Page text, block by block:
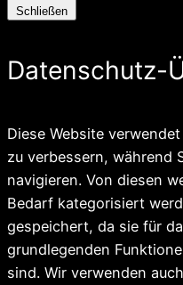
Schließen
Datenschutz-
Diese Website
zu verbessern, während
navigieren. Von diesen
Bedarf kategorisiert
gespeichert, da sie für
grundlegenden
sind. Wir verwenden